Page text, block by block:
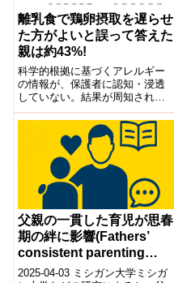
離乳食で鶏卵摂取を遅らせ
た方がよいと誤って答えた
親は約43%!
科学的根拠に基づくアレルギー
の情報が、保護者に認知・浸透
していない。結果が周知され、
マタニティクラスなどでアレル
ギーが取り上げられることで、
アレルギーの予防や早期発見、
重傷化予防に役立つことを期
父親の一貫した育児が思春
期の絆に影響(Fathers’
consistent parenting
nurtures bonds through
2025-04-03 ミシガン大学ミシガ